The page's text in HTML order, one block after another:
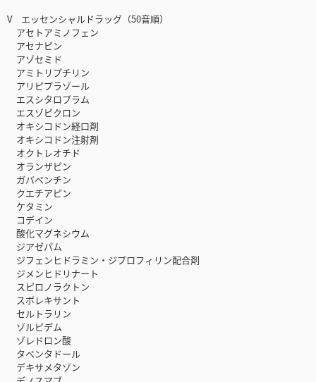
V エッセンシャルドラッグ（50音順）
アセトアミノフェン
アセナピン
アゾセミド
アミトリプチリン
アリピプラゾール
エスシタロプラム
エスゾピクロン
オキシコドン経口剤
オキシコドン注射剤
オクトレオチド
オランザピン
ガバペンチン
クエチアピン
ケタミン
コデイン
酸化マグネシウム
ジアゼパム
ジフェンヒドラミン・ジプロフィリン配合剤
ジメンヒドリナート
スピロノラクトン
スボレキサント
セルトラリン
ゾルピデム
ゾレドロン酸
タペンタドール
デキサメタゾン